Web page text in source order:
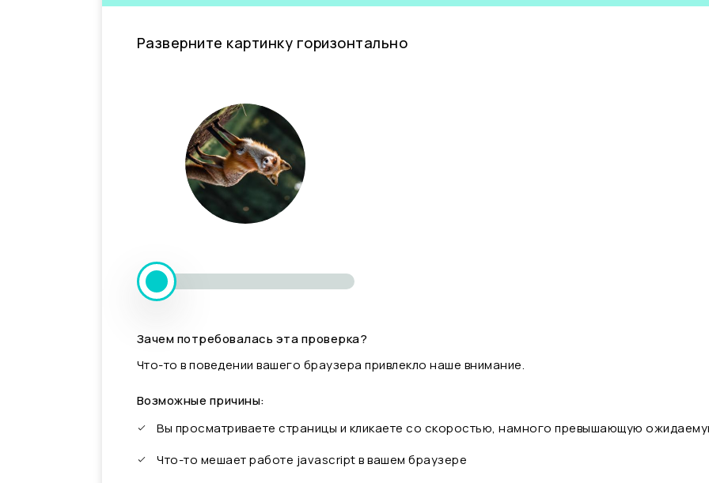
Разверните картинку горизонтально
Зачем потребовалась эта проверка?
Что-то в поведении вашего браузера привлекло наше внимание.
Возможные причины:
Вы просматриваете страницы и кликаете со скоростью, намного превышающую
Что-то мешает работе javascript в вашем браузере